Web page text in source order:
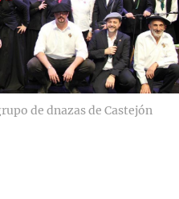
de dnazas de Castejón